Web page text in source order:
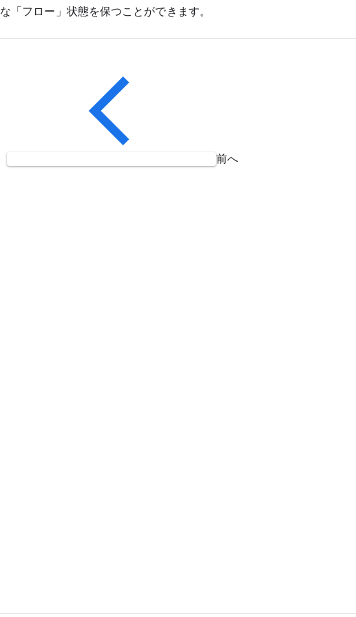
な「フロー」状態を保つことができます。
前へ